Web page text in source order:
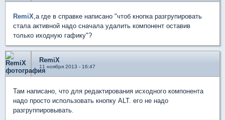
RemiX,а где в справке написано "чтоб кнопка разгрупировать
стала активной надо сначала удалить компонент оставив
только иходную гафику"?
RemiX
11 ноября 2013 - 16:47
Там написано, что для редактирования исходного компонента
надо просто использовать кнопку ALT. его не надо
разгруппировывать.